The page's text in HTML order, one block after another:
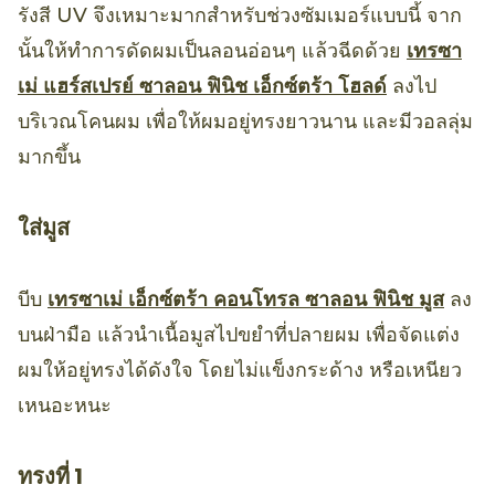
รังสี UV จึงเหมาะมากสำหรับช่วงซัมเมอร์แบบนี้ จาก
นั้นให้ทำการดัดผมเป็นลอนอ่อนๆ แล้วฉีดด้วย เทรซา
เม่ แฮร์สเปรย์ ซาลอน ฟินิช เอ็กซ์ตร้า โฮลด์ ลงไป
บริเวณโคนผม เพื่อให้ผมอยู่ทรงยาวนาน และมีวอลลุ่ม
มากขึ้น
ใส่มูส
บีบ เทรซาเม่ เอ็กซ์ตร้า คอนโทรล ซาลอน ฟินิช มูสลง
บนฝ่ามือ แล้วนำเนื้อมูสไปขยำที่ปลายผม เพื่อจัดแต่ง
ผมให้อยู่ทรงได้ดังใจ โดยไม่แข็งกระด้าง หรือเหนียว
เหนอะหนะ
ทรงที่ 1